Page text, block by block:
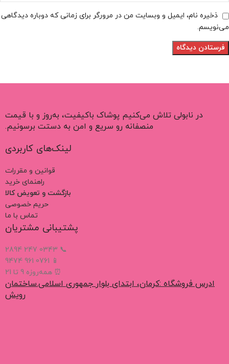
ذخیره نام، ایمیل و وبسایت من در مرورگر برای زمانی که دوباره دیدگاهی
می‌نویسم.
در نابولی تلاش می‌کنیم پوشاک باکیفیت، به‌روز و با قیمت
منصفانه رو سریع و امن به دستت برسونیم.
لینک‌های کاربردی
قوانین و مقررات
راهنمای خرید
بازگشت و تعویض کالا
حریم خصوصی
تماس با ما
پشتیبانی مشتریان
📞 0343 247 2894
📱 0761 961 9474
⏰ همه‌روزه 9 تا 21
ادرس فروشگاه :کرمان، ابتدای بلوار جمهوری اسلامی.ساختمان
رویش